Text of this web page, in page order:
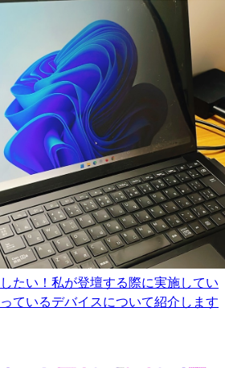
たい！私が登壇する際に実施してい
ているデバイスについて紹介します